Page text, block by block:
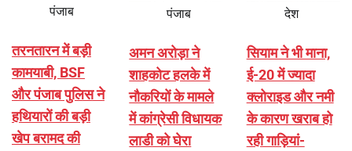
पंजाब
तरनतारन में बड़ी
कामयाबी, BSF
और पंजाब पुलिस ने
हथियारों की बड़ी
खेप बरामद की
पंजाब
अमन अरोड़ा ने
शाहकोट हलके में
नौकरियों के मामले
में कांग्रेसी विधायक
लाडी को घेरा
देश
सियाम ने भी माना,
ई-20 में ज्यादा
क्लोराइड और नमी
के कारण खराब हो
रही गाड़ियां-